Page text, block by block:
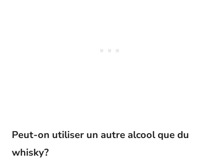
Peut-on utiliser un autre alcool que du
whisky?